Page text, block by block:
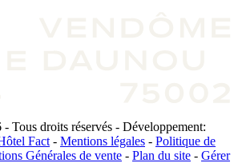
Tous droits réservés - Développement:
Fact - Mentions légales - Politique de
Générales de vente - Plan du site - Gérer